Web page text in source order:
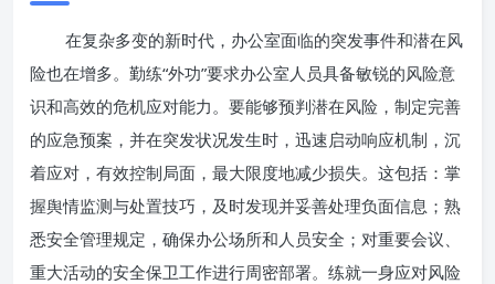
在复杂多变的新时代，办公室面临的突发事件和潜在风
险也在增多。勤练“外功”要求办公室人员具备敏锐的风险意
识和高效的危机应对能力。要能够预判潜在风险，制定完善
的应急预案，并在突发状况发生时，迅速启动响应机制，沉
着应对，有效控制局面，最大限度地减少损失。这包括：掌
握舆情监测与处置技巧，及时发现并妥善处理负面信息；熟
悉安全管理规定，确保办公场所和人员安全；对重要会议、
重大活动的安全保卫工作进行周密部署。练就一身应对风险